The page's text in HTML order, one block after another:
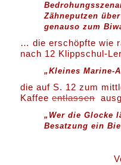
Zähneputzen
genauso zum
… die erschöpfte wie
nach 12 Klippschul-
„Kleines Marine-
die auf S. 12 zum
Kaffeeentlassen
„Wer die Glocke
Besatzung ein